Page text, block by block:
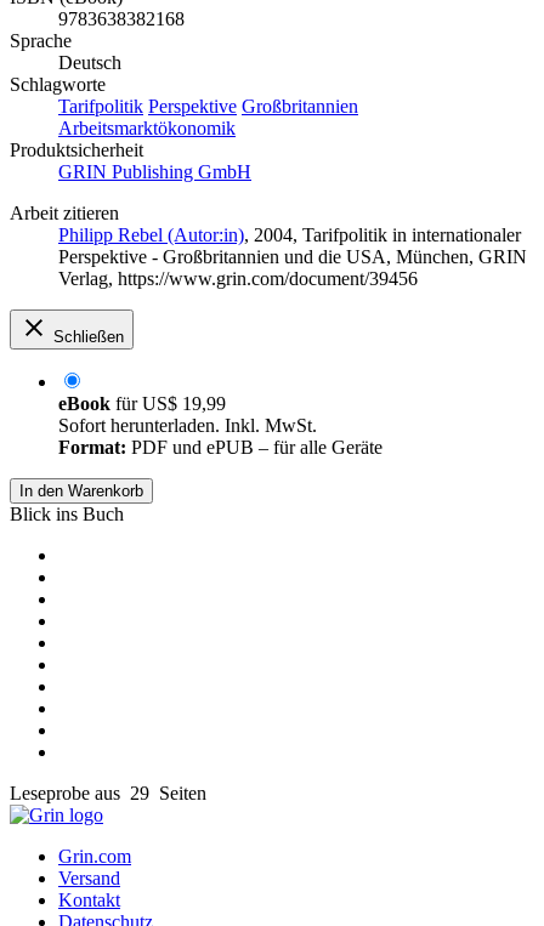
9783638382168
Sprache
Deutsch
Schlagworte
Tarifpolitik Perspektive Großbritannien
Arbeitsmarktökonomik
Produktsicherheit
GRIN Publishing GmbH
Arbeit zitieren
Philipp Rebel (Autor:in), 2004, Tarifpolitik in internationaler
Perspektive - Großbritannien und die USA, München, GRIN
Verlag, https://www.grin.com/document/39456
Schließen
eBook fürUS$ 19,99
Sofort herunterladen. Inkl. MwSt.
Format: PDF und ePUB – für alle Geräte
In den Warenkorb
Blick ins Buch
Leseprobe aus 29 Seiten
Grin.com
Versand
Kontakt
Datenschutz